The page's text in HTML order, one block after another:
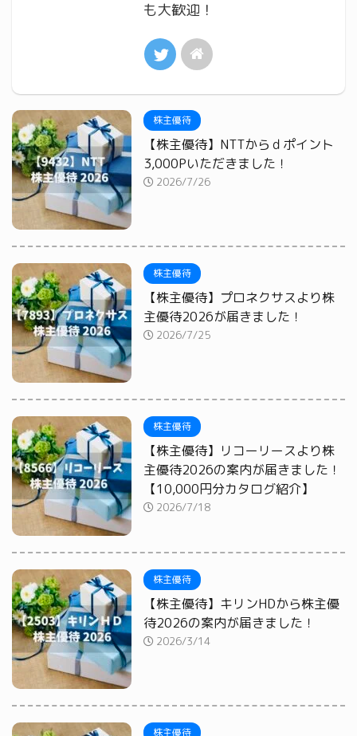
も大歓迎！
株主優待
【株主優待】NTTからｄポイント
3,000Pいただきました！
2026/7/26
株主優待
【株主優待】プロネクサスより株
主優待2026が届きました！
2026/7/25
株主優待
【株主優待】リコーリースより株
主優待2026の案内が届きました！
【10,000円分カタログ紹介】
2026/7/18
株主優待
【株主優待】キリンHDから株主優
待2026の案内が届きました！
2026/3/14
株主優待